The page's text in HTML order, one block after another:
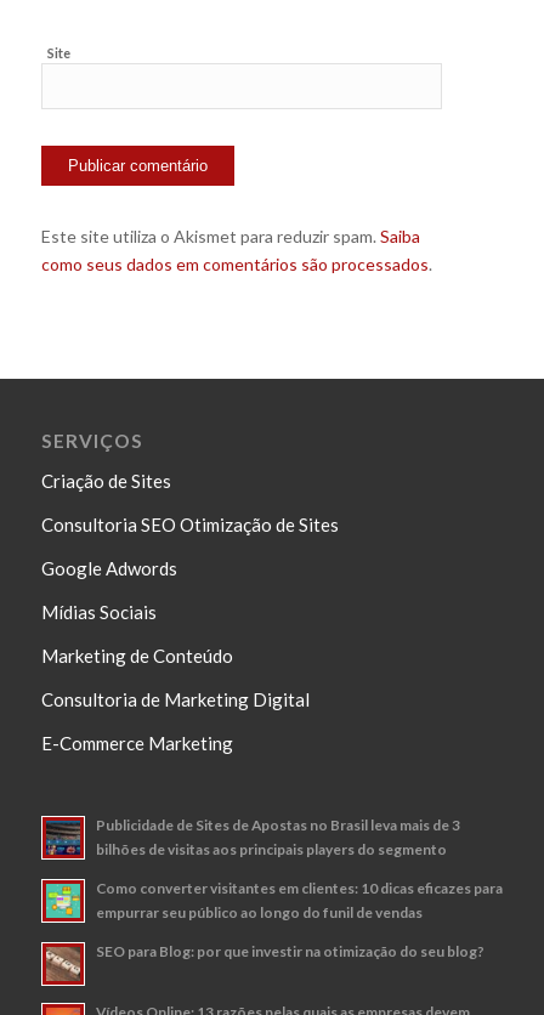
Site
Este site utiliza o Akismet para reduzir spam. Saiba
como seus dados em comentários são processados.
SERVIÇOS
Criação de Sites
Consultoria SEO Otimização de Sites
Google Adwords
Mídias Sociais
Marketing de Conteúdo
Consultoria de Marketing Digital
E-Commerce Marketing
Publicidade de Sites de Apostas no Brasil leva mais de 3
bilhões de visitas aos principais players do segmento
Como converter visitantes em clientes: 10 dicas eficazes para
empurrar seu público ao longo do funil de vendas
SEO para Blog: por que investir na otimização do seu blog?